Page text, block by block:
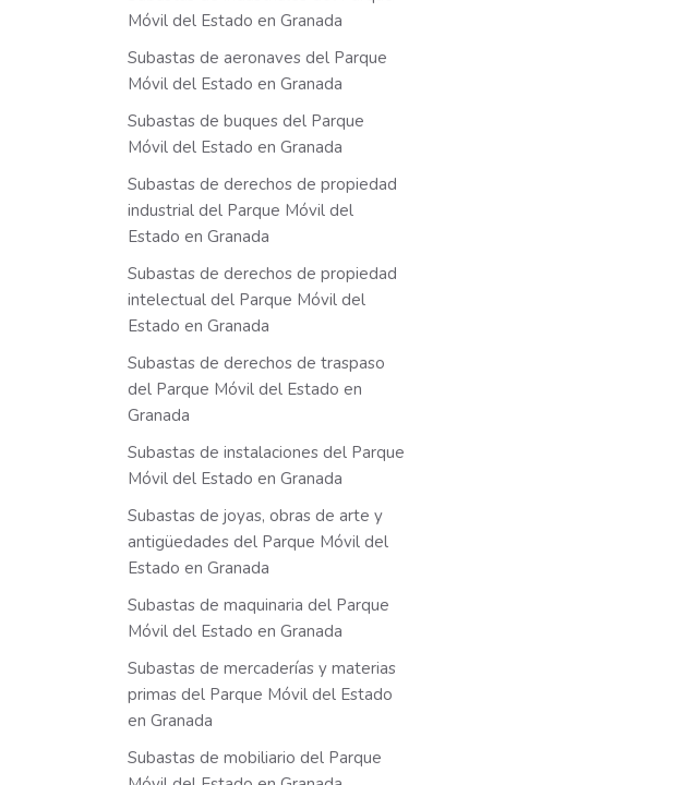
Móvil del Estado en Granada
Subastas de aeronaves del Parque
Móvil del Estado en Granada
Subastas de buques del Parque
Móvil del Estado en Granada
Subastas de derechos de propiedad
industrial del Parque Móvil del
Estado en Granada
Subastas de derechos de propiedad
intelectual del Parque Móvil del
Estado en Granada
Subastas de derechos de traspaso
del Parque Móvil del Estado en
Granada
Subastas de instalaciones del Parque
Móvil del Estado en Granada
Subastas de joyas, obras de arte y
antigüedades del Parque Móvil del
Estado en Granada
Subastas de maquinaria del Parque
Móvil del Estado en Granada
Subastas de mercaderías y materias
primas del Parque Móvil del Estado
en Granada
Subastas de mobiliario del Parque